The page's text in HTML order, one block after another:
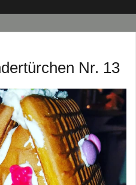
Nr. 13